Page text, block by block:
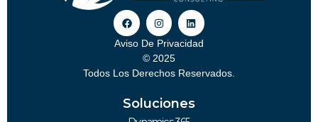
Aviso De Privacidad
© 2025
Todos Los Derechos Reservados.
Soluciones